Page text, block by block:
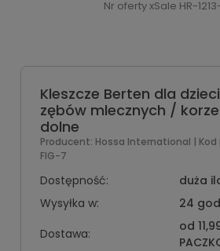
Nr oferty xSale HR-
Kleszcze Berten dla
zębów mlecznych /
dolne
Producent: Hossa International |
FIG-7
Dostępność:
duża
Wysyłka w:
24
Dostawa:
od